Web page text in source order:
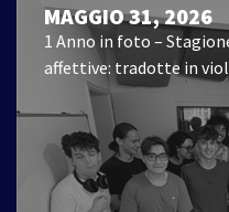
MAGGIO 31, 2026
1 Anno in foto –
affettive: tradotte in